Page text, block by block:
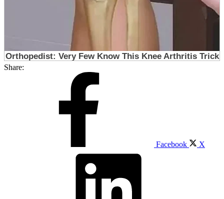
Share:
Facebook X